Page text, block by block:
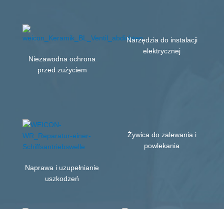
Niezawodna ochrona
przed zużyciem
Narzędzia do instalacji
elektrycznej
Naprawa i uzupełnianie
uszkodzeń
Żywica do zalewania i
powlekania